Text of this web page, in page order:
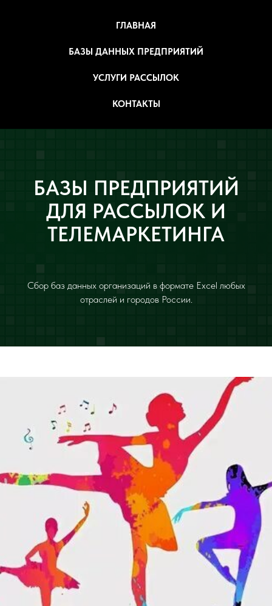
ГЛАВНАЯ
БАЗЫ ДАННЫХ ПРЕДПРИЯТИЙ
УСЛУГИ РАССЫЛОК
КОНТАКТЫ
БАЗЫ ПРЕДПРИЯТИЙ
ДЛЯ РАССЫЛОК И
ТЕЛЕМАРКЕТИНГА
Сбор баз данных организаций в формате Excel любых
отраслей и городов России.